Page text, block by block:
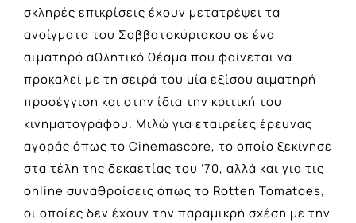
σκληρές επικρίσεις έχουν μετατρέψει τα
ανοίγματα του Σαββατοκύριακου σε ένα
αιματηρό αθλητικό θέαμα που φαίνεται να
προκαλεί με τη σειρά του μία εξίσου αιματηρή
προσέγγιση και στην ίδια την κριτική του
κινηματογράφου. Μιλώ για εταιρείες έρευνας
αγοράς όπως το Cinemascore, το οποίο ξεκίνησε
στα τέλη της δεκαετίας του ’70, αλλά και για τις
online συναθροίσεις όπως το Rotten Tomatoes,
οι οποίες δεν έχουν την παραμικρή σχέση με την